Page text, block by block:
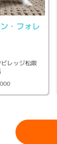
・フォレ
レッジ松阪